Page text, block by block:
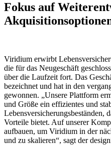
Fokus auf
Viridium erwirbt
die für das Neugeschäft
über die Laufzeit fort. Das
bezeichnet und hat in den
gewonnen. „Unsere Plattform
und Größe ein effizientes und
Lebensversicherungsbeständen,
Vorteile bietet. Auf unserer
aufbauen, um Viridium in der
und zu skalieren“, sagt der